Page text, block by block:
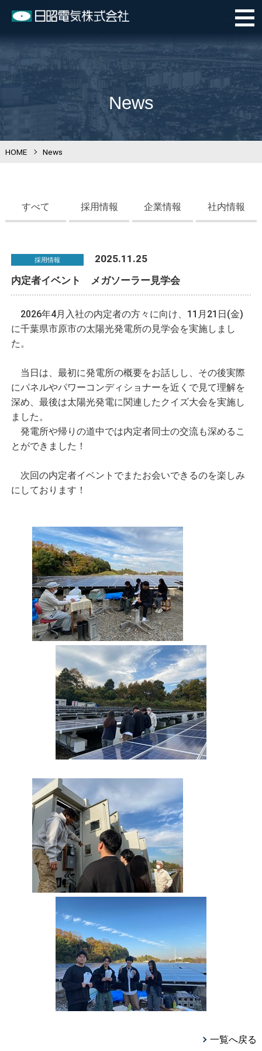
News
HOME >
News
すべて 採用情報 企業情報 社内情報
採用情報
2025.11.25
内定者イベント メガソーラー見学会
2026年4月入社の内定者の方々に向け、11月21日(金)
に千葉県市原市の太陽光発電所の見学会を実施しまし
た。
当日は、最初に発電所の概要をお話しし、その後実際
にパネルやパワーコンディショナーを近くで見て理解を
深め、最後は太陽光発電に関連したクイズ大会を実施し
ました。
発電所や帰りの道中では内定者同士の交流も深めるこ
とができました！
次回の内定者イベントでまたお会いできるのを楽しみ
にしております！
一覧へ戻る